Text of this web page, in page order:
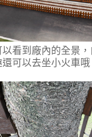
看到廠內的全景
可以去坐小火車